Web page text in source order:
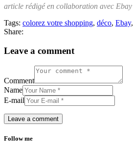
article rédigé en collaboration avec Ebay
Tags: colorez votre shopping, déco, Ebay,
Share:
Leave a comment
Comment
Name
E-mail
Follow me